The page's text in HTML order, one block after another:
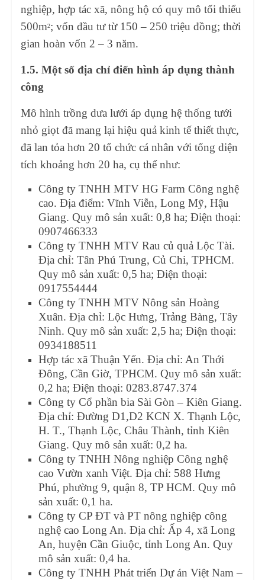
nghiệp, hợp tác xã, nông hộ có quy mô tối thiểu
500m2; vốn đầu tư từ 150 – 250 triệu đồng; thời
gian hoàn vốn 2 – 3 năm.
1.5. Một số địa chỉ điển hình áp dụng thành
công
Mô hình trồng dưa lưới áp dụng hệ thống tưới
nhỏ giọt đã mang lại hiệu quả kinh tế thiết thực,
đã lan tỏa hơn 20 tổ chức cá nhân với tổng diện
tích khoảng hơn 20 ha, cụ thể như:
Công ty TNHH MTV HG Farm Công nghệ
cao. Địa điểm: Vĩnh Viễn, Long Mỹ, Hậu
Giang. Quy mô sản xuất: 0,8 ha; Điện thoại:
0907466333
Công ty TNHH MTV Rau củ quả Lộc Tài.
Địa chỉ: Tân Phú Trung, Củ Chi, TPHCM.
Quy mô sản xuất: 0,5 ha; Điện thoại:
0917554444
Công ty TNHH MTV Nông sản Hoàng
Xuân. Địa chỉ: Lộc Hưng, Trảng Bàng, Tây
Ninh. Quy mô sản xuất: 2,5 ha; Điện thoại:
0934188511
Hợp tác xã Thuận Yến. Địa chỉ: An Thới
Đông, Cần Giờ, TPHCM. Quy mô sản xuất:
0,2 ha; Điện thoại: 0283.8747.374
Công ty Cổ phần bia Sài Gòn – Kiên Giang.
Địa chỉ: Đường D1,D2 KCN X. Thạnh Lộc,
H. T., Thạnh Lộc, Châu Thành, tỉnh Kiên
Giang. Quy mô sản xuất: 0,2 ha.
Công ty TNHH Nông nghiệp Công nghệ
cao Vườn xanh Việt. Địa chỉ: 588 Hưng
Phú, phường 9, quận 8, TP HCM. Quy mô
sản xuất: 0,1 ha.
Công ty CP ĐT và PT nông nghiệp công
nghệ cao Long An. Địa chỉ: Ấp 4, xã Long
An, huyện Cần Giuộc, tỉnh Long An. Quy
mô sản xuất: 0,4 ha.
Công ty TNHH Phát triển Dự án Việt Nam –